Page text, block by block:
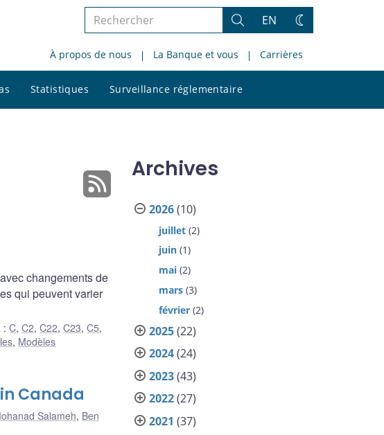
Rechercher
le
site
Rechercher
EN
Changez
thème
À propos de nous La Banque et vous Carrières
Statistiques Surveillance réglementaire
le
changements de
qui peuvent varier
:C,C2,C22,C23,C5,
, Modèles
Canada
Salameh, Ben
Archives
2026(10)
juillet (2)
juin (1)
mai (2)
mars (3)
février (2)
2025(22)
2024(24)
2023(43)
2022(27)
2021 (37)